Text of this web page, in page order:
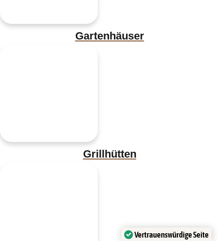
Gartenhäuser
Grillhütten
Vertrauenswürdige Seite